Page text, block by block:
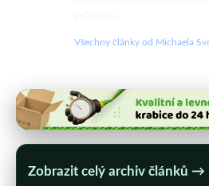
Všechny články od Michaela
Zobrazit celý archiv článků →